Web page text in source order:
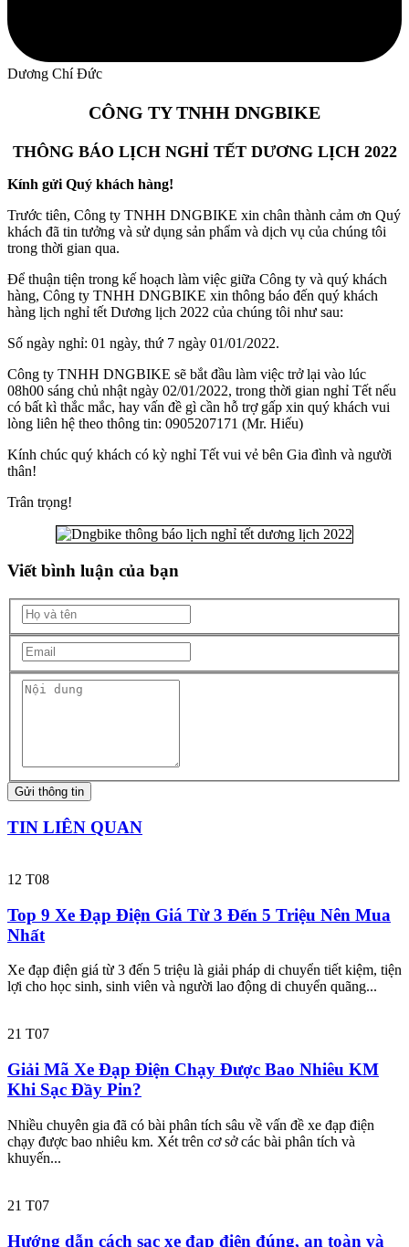
Dương Chí Đức
CÔNG TY TNHH DNGBIKE
THÔNG BÁO LỊCH NGHỈ TẾT DƯƠNG LỊCH 2022
Kính gửi Quý khách hàng!
Trước tiên, Công ty TNHH DNGBIKE xin chân thành cảm ơn Quý
khách đã tin tưởng và sử dụng sản phẩm và dịch vụ của chúng tôi
trong thời gian qua.
Để thuận tiện trong kế hoạch làm việc giữa Công ty và quý khách
hàng, Công ty TNHH DNGBIKE xin thông báo đến quý khách
hàng lịch nghỉ tết Dương lịch 2022 của chúng tôi như sau:
Số ngày nghỉ: 01 ngày, thứ 7 ngày 01/01/2022.
Công ty TNHH DNGBIKE sẽ bắt đầu làm việc trở lại vào lúc
08h00 sáng chủ nhật ngày 02/01/2022, trong thời gian nghỉ Tết nếu
có bất kì thắc mắc, hay vấn đề gì cần hỗ trợ gấp xin quý khách vui
lòng liên hệ theo thông tin: 0905207171 (Mr. Hiếu)
Kính chúc quý khách có kỳ nghỉ Tết vui vẻ bên Gia đình và người
thân!
Trân trọng!
Viết bình luận của bạn
Gửi thông tin
TIN LIÊN QUAN
12 T08
Top 9 Xe Đạp Điện Giá Từ 3 Đến 5 Triệu Nên Mua
Nhất
Xe đạp điện giá từ 3 đến 5 triệu là giải pháp di chuyển tiết kiệm, tiện
lợi cho học sinh, sinh viên và người lao động di chuyển quãng...
21 T07
Giải Mã Xe Đạp Điện Chạy Được Bao Nhiêu KM
Khi Sạc Đầy Pin?
Nhiều chuyên gia đã có bài phân tích sâu về vấn đề xe đạp điện
chạy được bao nhiêu km. Xét trên cơ sở các bài phân tích và
khuyến...
21 T07
Hướng dẫn cách sạc xe đạp điện đúng, an toàn và